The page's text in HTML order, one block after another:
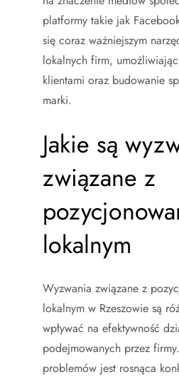
platformy takie jak
się coraz ważniejszym
lokalnych firm,
klientami oraz budowanie
marki.
Jakie są
związane z
lokalnym
Wyzwania związane z
lokalnym w Rzeszowie są
wpływać na efektywność
podejmowanych przez
problemów jest rosnąca